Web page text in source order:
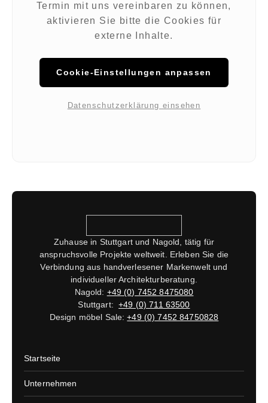
Termin mit uns vereinbaren zu können,
aktivieren Sie bitte die Cookies für
externe Inhalte.
Cookie-Einstellungen anpassen
Datenschutzerklärung einsehen
Zuhause in Stuttgart und Nagold, tätig für
anspruchsvolle Projekte weltweit. Erleben Sie die
Verbindung aus handverlesener Markenwelt und
individueller Architekturberatung.
Nagold: +49 (0) 7452 8475080
Stuttgart:+49 (0) 711 63500
Design möbel Sale:+49 (0) 7452 84750828
Startseite
Unternehmen